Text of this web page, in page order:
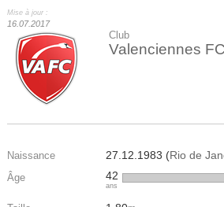
Mise à jour :
16.07.2017
Club
Valenciennes FC
Naissance 27.12.1983 (Rio de
Âge 42
ans